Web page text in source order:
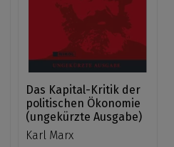
Das Kapital-Kritik der
politischen Ökonomie
(ungekürzte Ausgabe)
Karl Marx